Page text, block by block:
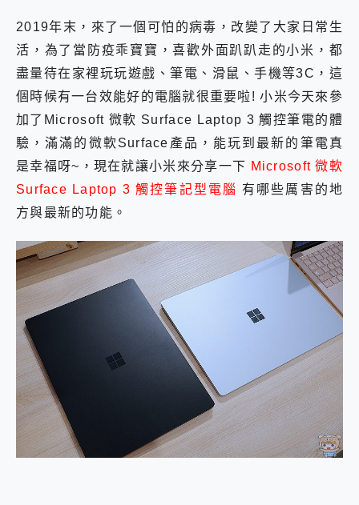
您的專屬AI 助手 Yoga Slim 7 Aura Edition 觸控AI筆電 開箱 評測
realme 14 Pro 超硬軍規、冰感變色實測，realme 14 5G 遊戲戰鬥值爆表，效能x娛樂全都要！
iPhone、Apple Watch、AirPods耳機 三個設備充電一起搞定 ONPRO MagReact™ M3 3 in 1可攜摺疊無線充電器 開箱 評測
好玩好拍 vivo V50 ~ 口袋裡的 Zeiss 潮流攝影棚!
25種洗烘模式一機搞定! Roborock 衣莉莎白 H1 Neo分子篩洗脫烘 AI 滾筒洗衣機
給 MSI Claw 系列電競掌機 最完美的家 MSI Nest Docking Station 掌機專屬擴充底座 開箱 評測
2億 APO蔡司長焦神機降臨~ vivo X200 Pro、vivo X200 就是這麼好拍
EaseUS Vocal Remover 免費線上去聲器一鍵去除人聲 人聲 音樂分離 2024 消除人聲推薦
小體積 40000mAh 超大容量 一次充5個設備 充好充滿 CUKTECH 酷態科 300W 微型充電站 開箱 評測
97.3% 恢復率，資料救援就是這麼簡單 EaseUS Data Recovery Wizard Free 18.0.0 業界最好的資料救援軟體
磁碟系統大風吹 有了 磁碟管理程式 EaseUS Partition Master 就是這麼簡單
全新 SONY Xperia 1 VI 開箱! 相機實測! 長焦覆蓋更遠更清晰、2日長續航、頂尖影音娛樂效能~
vivo TWS 3e 真無線藍牙耳機智慧降噪升級、音質明亮溫潤，並支援雙設備連接~
MSI Claw 掌機專屬配件包 來囉 完美保護 MSI Claw A1M-026TW 電競掌機
人像旗艦 vivo V30 系列 開箱 評測! 首搭蔡司光學鏡頭、攝影棚級柔光環、拍攝功能最好玩的美拍神機 vivo V30 Pro
Motorola edge 70 pro 及 moto g37 power上市，登錄在送飛利浦氣炸鍋
近八千元的 Soundcore Liberty 5 Pro Max，有螢幕的耳機會是智商稅嗎?
2019年末，來了一個可怕的病毒，改變了大家日常生
活，為了當防疫乖寶寶，喜歡外面趴趴走的小米，都
盡量待在家裡玩玩遊戲、筆電、滑鼠、手機等3C，這
個時候有一台效能好的電腦就很重要啦! 小米今天來參
加了Microsoft 微軟 Surface Laptop 3 觸控筆電的體
驗，滿滿的微軟Surface產品，能玩到最新的筆電真
是幸福呀~，現在就讓小米來分享一下 Microsoft 微軟
Surface Laptop 3 觸控筆記型電腦 有哪些厲害的地
方與最新的功能。